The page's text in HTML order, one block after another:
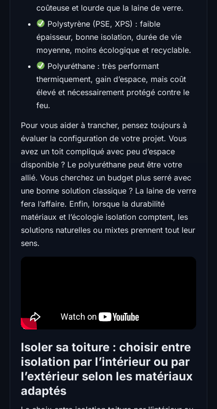
coûteuse et lourde que la laine de verre.
Polystyrène (PSE, XPS) : faible
épaisseur, bonne isolation, durée de vie
moyenne, moins écologique et recyclable.
Polyuréthane : très performant
thermiquement, gain d’espace, mais coût
élevé et nécessairement protégé contre le
feu.
Pour vous aider à trancher, pensez toujours à
évaluer la configuration de votre projet. Vous
avez un toit compliqué avec peu d’espace
disponible ? Le polyuréthane peut être votre
allié. Vous cherchez un budget plus serré avec
une bonne solution classique ? La laine de verre
fera l’affaire. Enfin, lorsque la durabilité
matériaux et l’écologie isolation comptent, les
solutions naturelles ou mixtes prennent tout leur
sens.
Isoler sa toiture : choisir entre
isolation par l’intérieur ou par
l’extérieur selon les matériaux
adaptés